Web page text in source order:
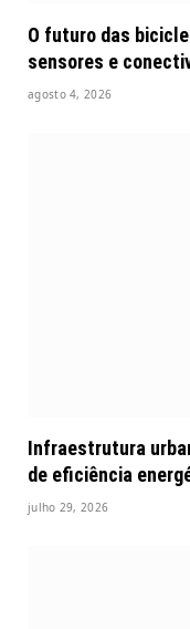
O futuro das
sensores e
agosto 4, 2026
Infraestrutura
de eficiência
julho 29, 2026